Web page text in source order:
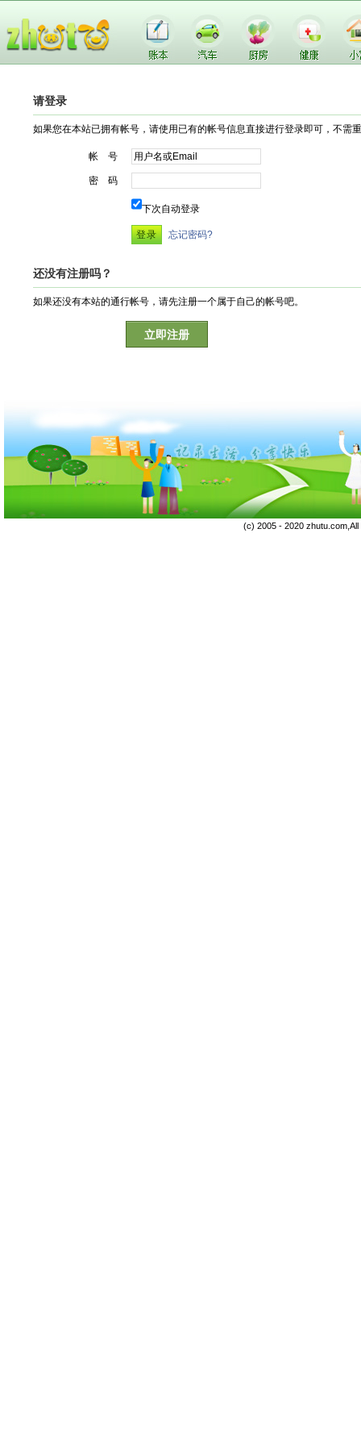
请登录
如果您在本站已拥有帐号，请使用已有的帐号信息直接进行登录即可，不需
帐 号
密 码
下次自动登录
忘记密码?
还没有注册吗？
如果还没有本站的通行帐号，请先注册一个属于自己的帐号吧。
立即注册
(c) 2005 - 2020